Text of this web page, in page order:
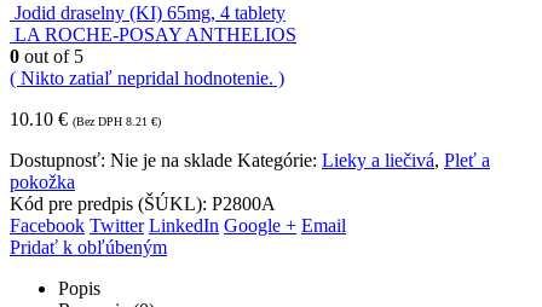
Jodid draselny (KI) 65mg, 4 tablety
LA ROCHE-POSAY ANTHELIOS
0 out of 5
( Nikto zatiaľ nepridal hodnotenie. )
10.10 € (Bez DPH 8.21 €)
Dostupnosť: Nie je na sklade Kategórie: Lieky a liečivá, Pleť a
pokožka
Kód pre predpis (ŠÚKL): P2800A
Facebook Twitter LinkedIn Google + Email
Pridať k obľúbeným
Popis